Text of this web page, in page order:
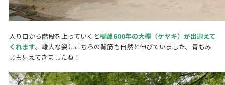
入り口から階段を上っていくと樹齢600年の大欅（ケヤキ）が出迎えて
くれます。雄大な姿にこちらの背筋も自然と伸びていました。青もみ
じも見えてきましたね！